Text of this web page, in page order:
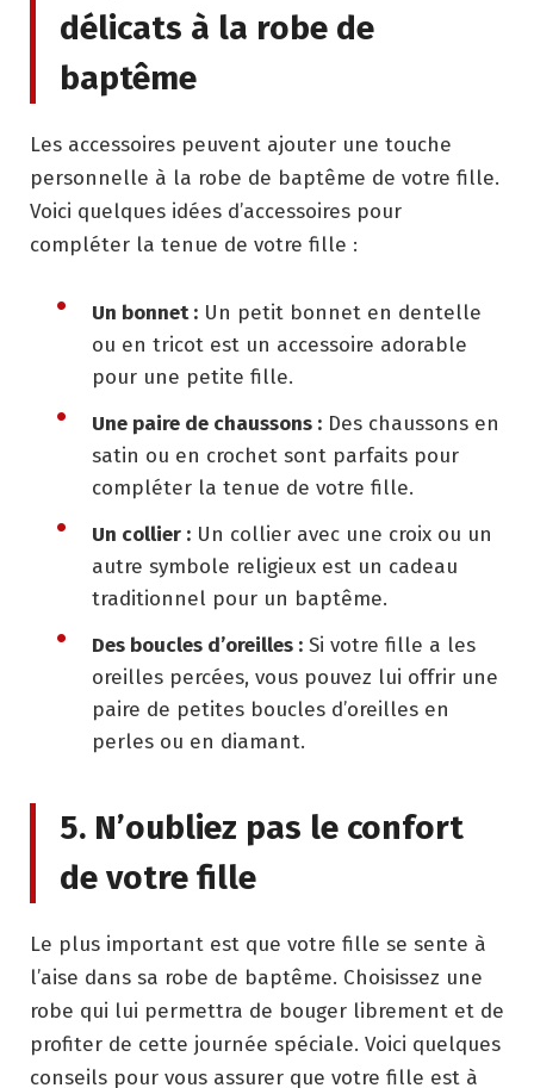
délicats à la robe de
baptême
Les accessoires peuvent ajouter une touche
personnelle à la robe de baptême de votre fille.
Voici quelques idées d’accessoires pour
compléter la tenue de votre fille :
Un bonnet : Un petit bonnet en dentelle
ou en tricot est un accessoire adorable
pour une petite fille.
Une paire de chaussons : Des chaussons en
satin ou en crochet sont parfaits pour
compléter la tenue de votre fille.
Un collier : Un collier avec une croix ou un
autre symbole religieux est un cadeau
traditionnel pour un baptême.
Des boucles d’oreilles : Si votre fille a les
oreilles percées, vous pouvez lui offrir une
paire de petites boucles d’oreilles en
perles ou en diamant.
5. N’oubliez pas le confort
de votre fille
Le plus important est que votre fille se sente à
l’aise dans sa robe de baptême. Choisissez une
robe qui lui permettra de bouger librement et de
profiter de cette journée spéciale. Voici quelques
conseils pour vous assurer que votre fille est à